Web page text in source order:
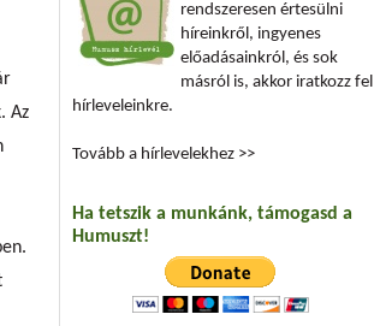
Az
rendszeresen értesülni
híreinkről, ingyenes
előadásainkról, és sok
másról is, akkor iratkozz fel
hírleveleinkre.
Tovább a hírlevelekhez >>
Ha tetszik a munkánk, támogasd a
Humuszt!